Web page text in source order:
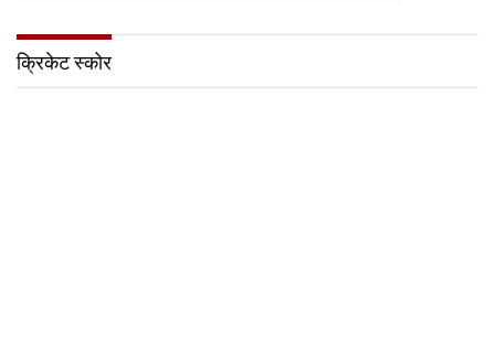
● तेंदुए के अवैध शिकार एवं तस्करी मामले में एमपी एसटीएसएफ ने
8वें शिकारी को किया गिरफ्तार
क्रिकेट स्कोर